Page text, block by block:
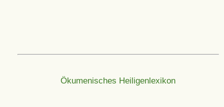
Ökumenisches Heiligenlexikon